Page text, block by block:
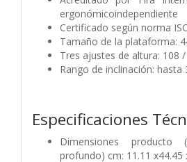
ergonómicoindependiente
Certificado según norma
Tamaño de la plataforma:
Tres ajustes de altura: 108
Rango de inclinación: hasta
Especificaciones
Dimensiones
profundo) cm: 11.11 x44.45